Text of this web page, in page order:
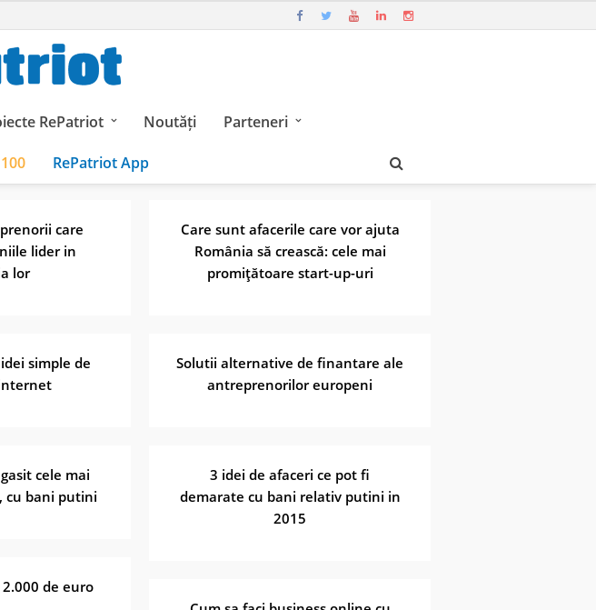
RePatriot Noutăți
Parteneri
RePatriot App
care
lider in
lor
Care sunt afacerile care vor ajuta
România să crească: cele mai
promiţătoare start-up-uri
simple de
Solutii alternative de finantare ale
antreprenorilor europeni
cele mai
cu bani putini
3 idei de afaceri ce pot fi
demarate cu bani relativ putini in
2015
de euro